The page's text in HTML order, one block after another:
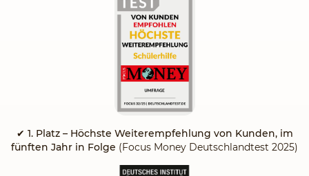
✔ 1. Platz – Höchste Weiterempfehlung von Kunden, im
fünften Jahr in Folge (Focus Money Deutschlandtest 2025)